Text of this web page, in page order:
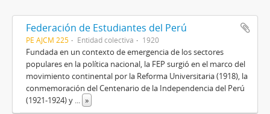
Federación de Estudiantes del Perú
PE AJCM 225 Entidad colectiva 1920
Fundada en un contexto de emergencia de los sectores
populares en la política nacional, la FEP surgió en el marco del
movimiento continental por la Reforma Universitaria (1918), la
conmemoración del Centenario de la Independencia del Perú
(1921-1924) y ... »